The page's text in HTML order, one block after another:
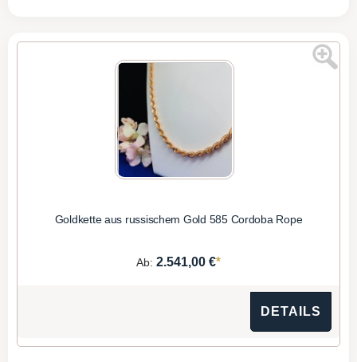
Goldkette aus russischem Gold 585 Cordoba Rope
Ab: 2.541,00 €*
DETAILS